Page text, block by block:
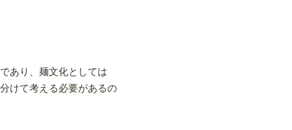
あり、麺文化としては
けて考える必要があるの